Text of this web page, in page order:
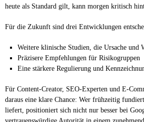
heute als Standard gilt, kann morgen kritisch
Für die Zukunft sind drei Entwicklungen
Weitere klinische Studien, die Ursache und
Präzisere Empfehlungen für Risikogruppen
Eine stärkere Regulierung und
Für Content-Creator, SEO-Experten und E-
daraus eine klare Chance: Wer frühzeitig
liefert, positioniert sich nicht nur besser bei